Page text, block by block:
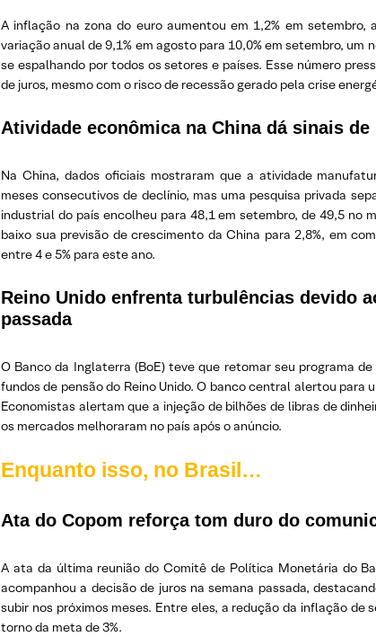
A inflação na zona do euro aumentou em 1,2% em
variação anual de 9,1% em agosto para 10,0% em setembro,
se espalhando por todos os setores e países. Esse número
de juros, mesmo com o risco de recessão gerado pela crise
Atividade econômica na China dá sinais de
Na China, dados oficiais mostraram que a atividade
meses consecutivos de declínio, mas uma pesquisa privada
industrial do país encolheu para 48,1 em setembro, de 49,5 no
baixo sua previsão de crescimento da China para 2,8%, em
entre 4 e 5% para este ano.
Reino Unido enfrenta turbulências devido
passada
O Banco da Inglaterra (BoE) teve que retomar seu programa
fundos de pensão do Reino Unido. O banco central alertou para
Economistas alertam que a injeção de bilhões de libras de
os mercados melhoraram no país após o anúncio.
Enquanto isso, no Brasil…
Ata do Copom reforça tom duro do
A ata da última reunião do Comitê de Política Monetária do
acompanhou a decisão de juros na semana passada,
subir nos próximos meses. Entre eles, a redução da inflação
torno da meta de 3%.